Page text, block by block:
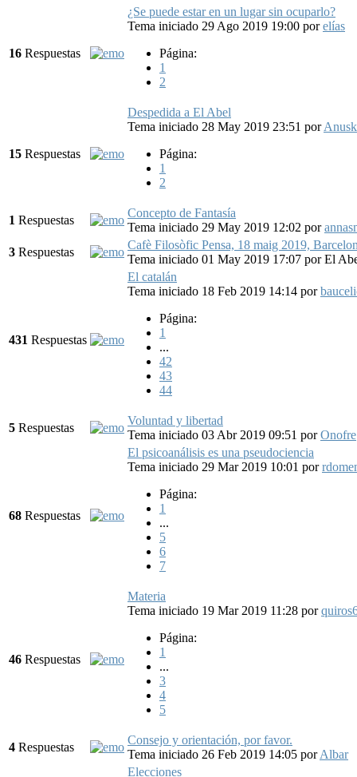
16 Respuestas
¿Se puede estar en un lugar sin ocuparlo?
Tema iniciado 29 Ago 2019 19:00 porelías
Página:
1
2
15 Respuestas
Despedida a El Abel
Tema iniciado 28 May 2019 23:51 por
Página:
1
2
1 Respuestas
Concepto de Fantasía
Tema iniciado 29 May 2019 12:02 por
3 Respuestas
Cafè Filosòfic Pensa, 18 maig 2019,
Tema iniciado 01 May 2019 17:07 porEl
431 Respuestas
El catalán
Tema iniciado 18 Feb 2019 14:14 por
Página:
1
...
42
43
44
5 Respuestas
Voluntad y libertad
Tema iniciado 03 Abr 2019 09:51 porOnofre
68 Respuestas
El psicoanálisis es una pseudociencia
Tema iniciado 29 Mar 2019 10:01 por
Página:
1
...
5
6
7
46 Respuestas
Materia
Tema iniciado 19 Mar 2019 11:28 por
Página:
1
...
3
4
5
4 Respuestas
Consejo y orientación, por favor.
Tema iniciado 26 Feb 2019 14:05 porAlbar
Elecciones